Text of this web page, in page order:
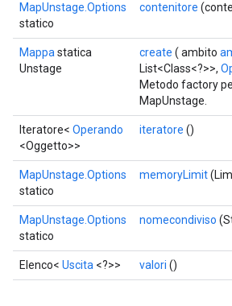
MapUnstage.Options
statico
contenitore
Mappa statica
Unstage
create ( ambito
List<Class<?>>,
Metodo factory
MapUnstage.
Iteratore< Operando
<Oggetto>>
iteratore ()
MapUnstage.Options
statico
memoryLimit
MapUnstage.Options
statico
nomecondiviso
Elenco< Uscita <?>> valori ()